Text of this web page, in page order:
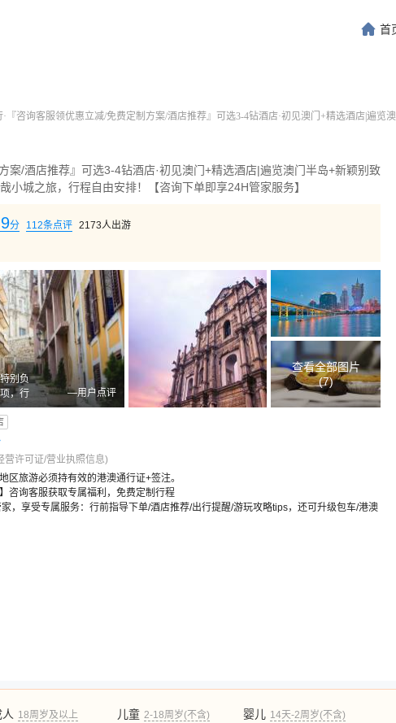
首
『咨询客服领优惠立减/免费定制方案/酒店推荐』可选3-4钻酒店·初见澳门+精选酒店|遍览
案/酒店推荐』可选3-4钻酒店·初见澳门+精选酒店|遍览澳门半岛+新颖别致
小城之旅，行程自由安排！【咨询下单即享24H管家服务】
分 112条点评 2173人出游
—用户点评
别负
，行
。游
荐！
查看全部图片
(7)
营许可证/营业执照信息)
区旅游必须持有效的港澳通行证+签注。
咨询客服获取专属福利，免费定制行程
，享受专属服务：行前指导下单/酒店推荐/出行提醒/游玩攻略tips，还可升级包车/港澳
人 18周岁及以上 儿童 2-18周岁(不含) 婴儿 14天-2周岁(不含)